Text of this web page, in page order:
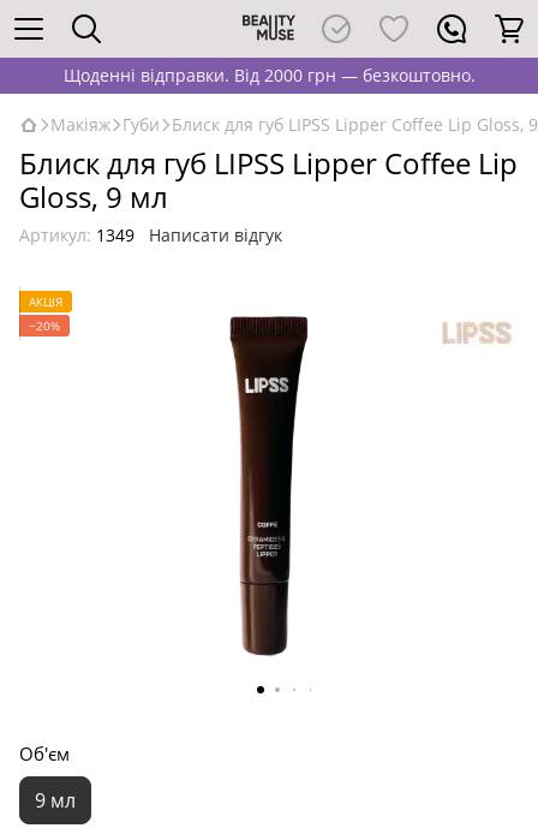
Щоденні відправки. Від 2000 грн — безкоштовно.
Макіяж Губи Блиск для губ LIPSS Lipper Coffee Lip Gloss,
Блиск для губ LIPSS Lipper Coffee Lip
Gloss, 9 мл
Артикул: 1349 Написати відгук
АКЦІЯ
−20%
Об'єм
9 мл